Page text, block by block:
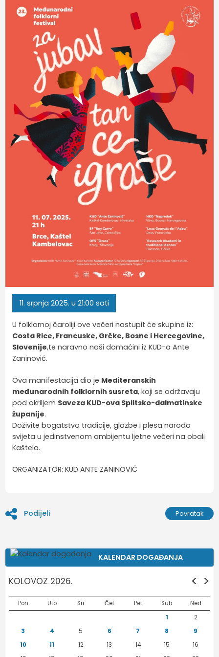
11. srpnja 2025. u 21:00 sati
U folklornoj čaroliji ove večeri nastupit će skupine iz:
Costa Rice, Francuske, Grčke, Bosne i Hercegovine,
Slovenije,te naravno naši domaćini iz KUD-a Ante
Zaninović.
Ova manifestacija dio je Mediteranskih
međunarodnih folklornih susreta, koji se održavaju
pod okriljem Saveza KUD-ova Splitsko-dalmatinske
županije.
Doživite bogatstvo tradicije, glazbe i plesa naroda
svijeta u jedinstvenom ambijentu ljetne večeri na obali
Kaštela.
ORGANIZATOR: KUD ANTE ZANINOVIĆ
Podijeli Povratak
KALENDAR DOGAĐANJA
KOLOVOZ 2026. < >
Pon Uto Sri Čet Pet Sub
Ned
1
2
3
4 5 6 7 8
9
10
11 12 13 14 15
16